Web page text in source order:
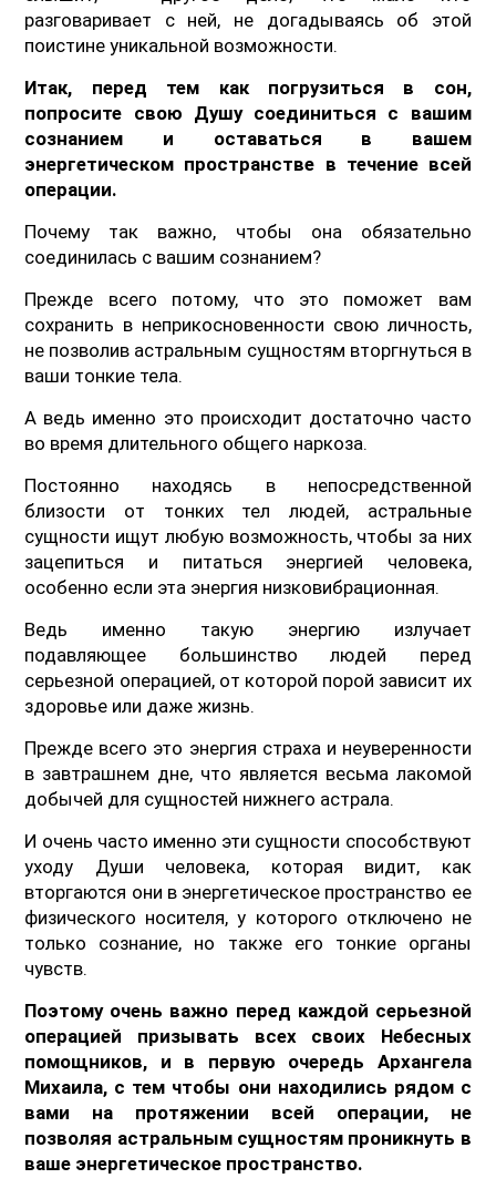
разговаривает с ней, не догадываясь об этой
поистине уникальной возможности.
Итак, перед тем как погрузиться в сон,
попросите свою Душу соединиться с вашим
сознанием и оставаться в вашем
энергетическом пространстве в течение всей
операции.
Почему так важно, чтобы она обязательно
соединилась с вашим сознанием?
Прежде всего потому, что это поможет вам
сохранить в неприкосновенности свою личность,
не позволив астральным сущностям вторгнуться в
ваши тонкие тела.
А ведь именно это происходит достаточно часто
во время длительного общего наркоза.
Постоянно находясь в непосредственной
близости от тонких тел людей, астральные
сущности ищут любую возможность, чтобы за них
зацепиться и питаться энергией человека,
особенно если эта энергия низковибрационная.
Ведь именно такую энергию излучает
подавляющее большинство людей перед
серьезной операцией, от которой порой зависит их
здоровье или даже жизнь.
Прежде всего это энергия страха и неуверенности
в завтрашнем дне, что является весьма лакомой
добычей для сущностей нижнего астрала.
И очень часто именно эти сущности способствуют
уходу Души человека, которая видит, как
вторгаются они в энергетическое пространство ее
физического носителя, у которого отключено не
только сознание, но также его тонкие органы
чувств.
Поэтому очень важно перед каждой серьезной
операцией призывать всех своих Небесных
помощников, и в первую очередь Архангела
Михаила, с тем чтобы они находились рядом с
вами на протяжении всей операции, не
позволяя астральным сущностям проникнуть в
ваше энергетическое пространство.